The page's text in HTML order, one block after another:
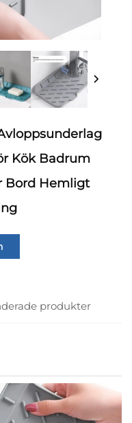
Kök Badrum
Bord Hemligt
produkter